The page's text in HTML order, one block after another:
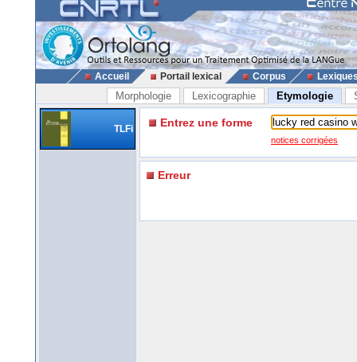
Accueil Portail lexical Corpus
Morphologie Lexicographie Etymologie
TLFi Entrez une forme
notices corrigées
Erreur